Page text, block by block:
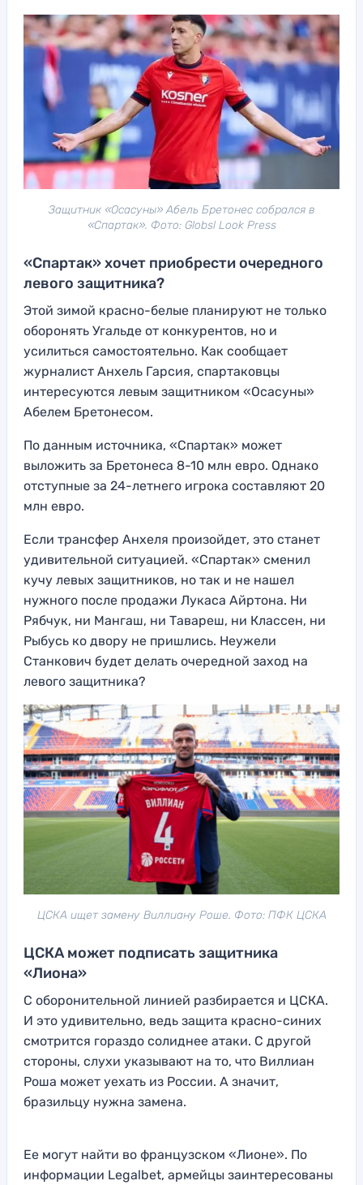
Защитник «Осасуны» Абель Бретонес собрался в
«Спартак». Фото: Globsl Look Press
«Спартак» хочет приобрести очередного
левого защитника?
Этой зимой красно-белые планируют не только
оборонять Угальде от конкурентов, но и
усилиться самостоятельно. Как сообщает
журналист Анхель Гарсия, спартаковцы
интересуются левым защитником «Осасуны»
Абелем Бретонесом.
По данным источника, «Спартак» может
выложить за Бретонеса 8-10 млн евро. Однако
отступные за 24-летнего игрока составляют 20
млн евро.
Если трансфер Анхеля произойдет, это станет
удивительной ситуацией. «Спартак» сменил
кучу левых защитников, но так и не нашел
нужного после продажи Лукаса Айртона. Ни
Рябчук, ни Мангаш, ни Тавареш, ни Классен, ни
Рыбусь ко двору не пришлись. Неужели
Станкович будет делать очередной заход на
левого защитника?
ЦСКА ищет замену Виллиану Роше. Фото: ПФК ЦСКА
ЦСКА может подписать защитника
«Лиона»
С оборонительной линией разбирается и ЦСКА.
И это удивительно, ведь защита красно-синих
смотрится гораздо солиднее атаки. С другой
стороны, слухи указывают на то, что Виллиан
Роша может уехать из России. А значит,
бразильцу нужна замена.
Ее могут найти во французском «Лионе». По
информации Legalbet, армейцы заинтересованы